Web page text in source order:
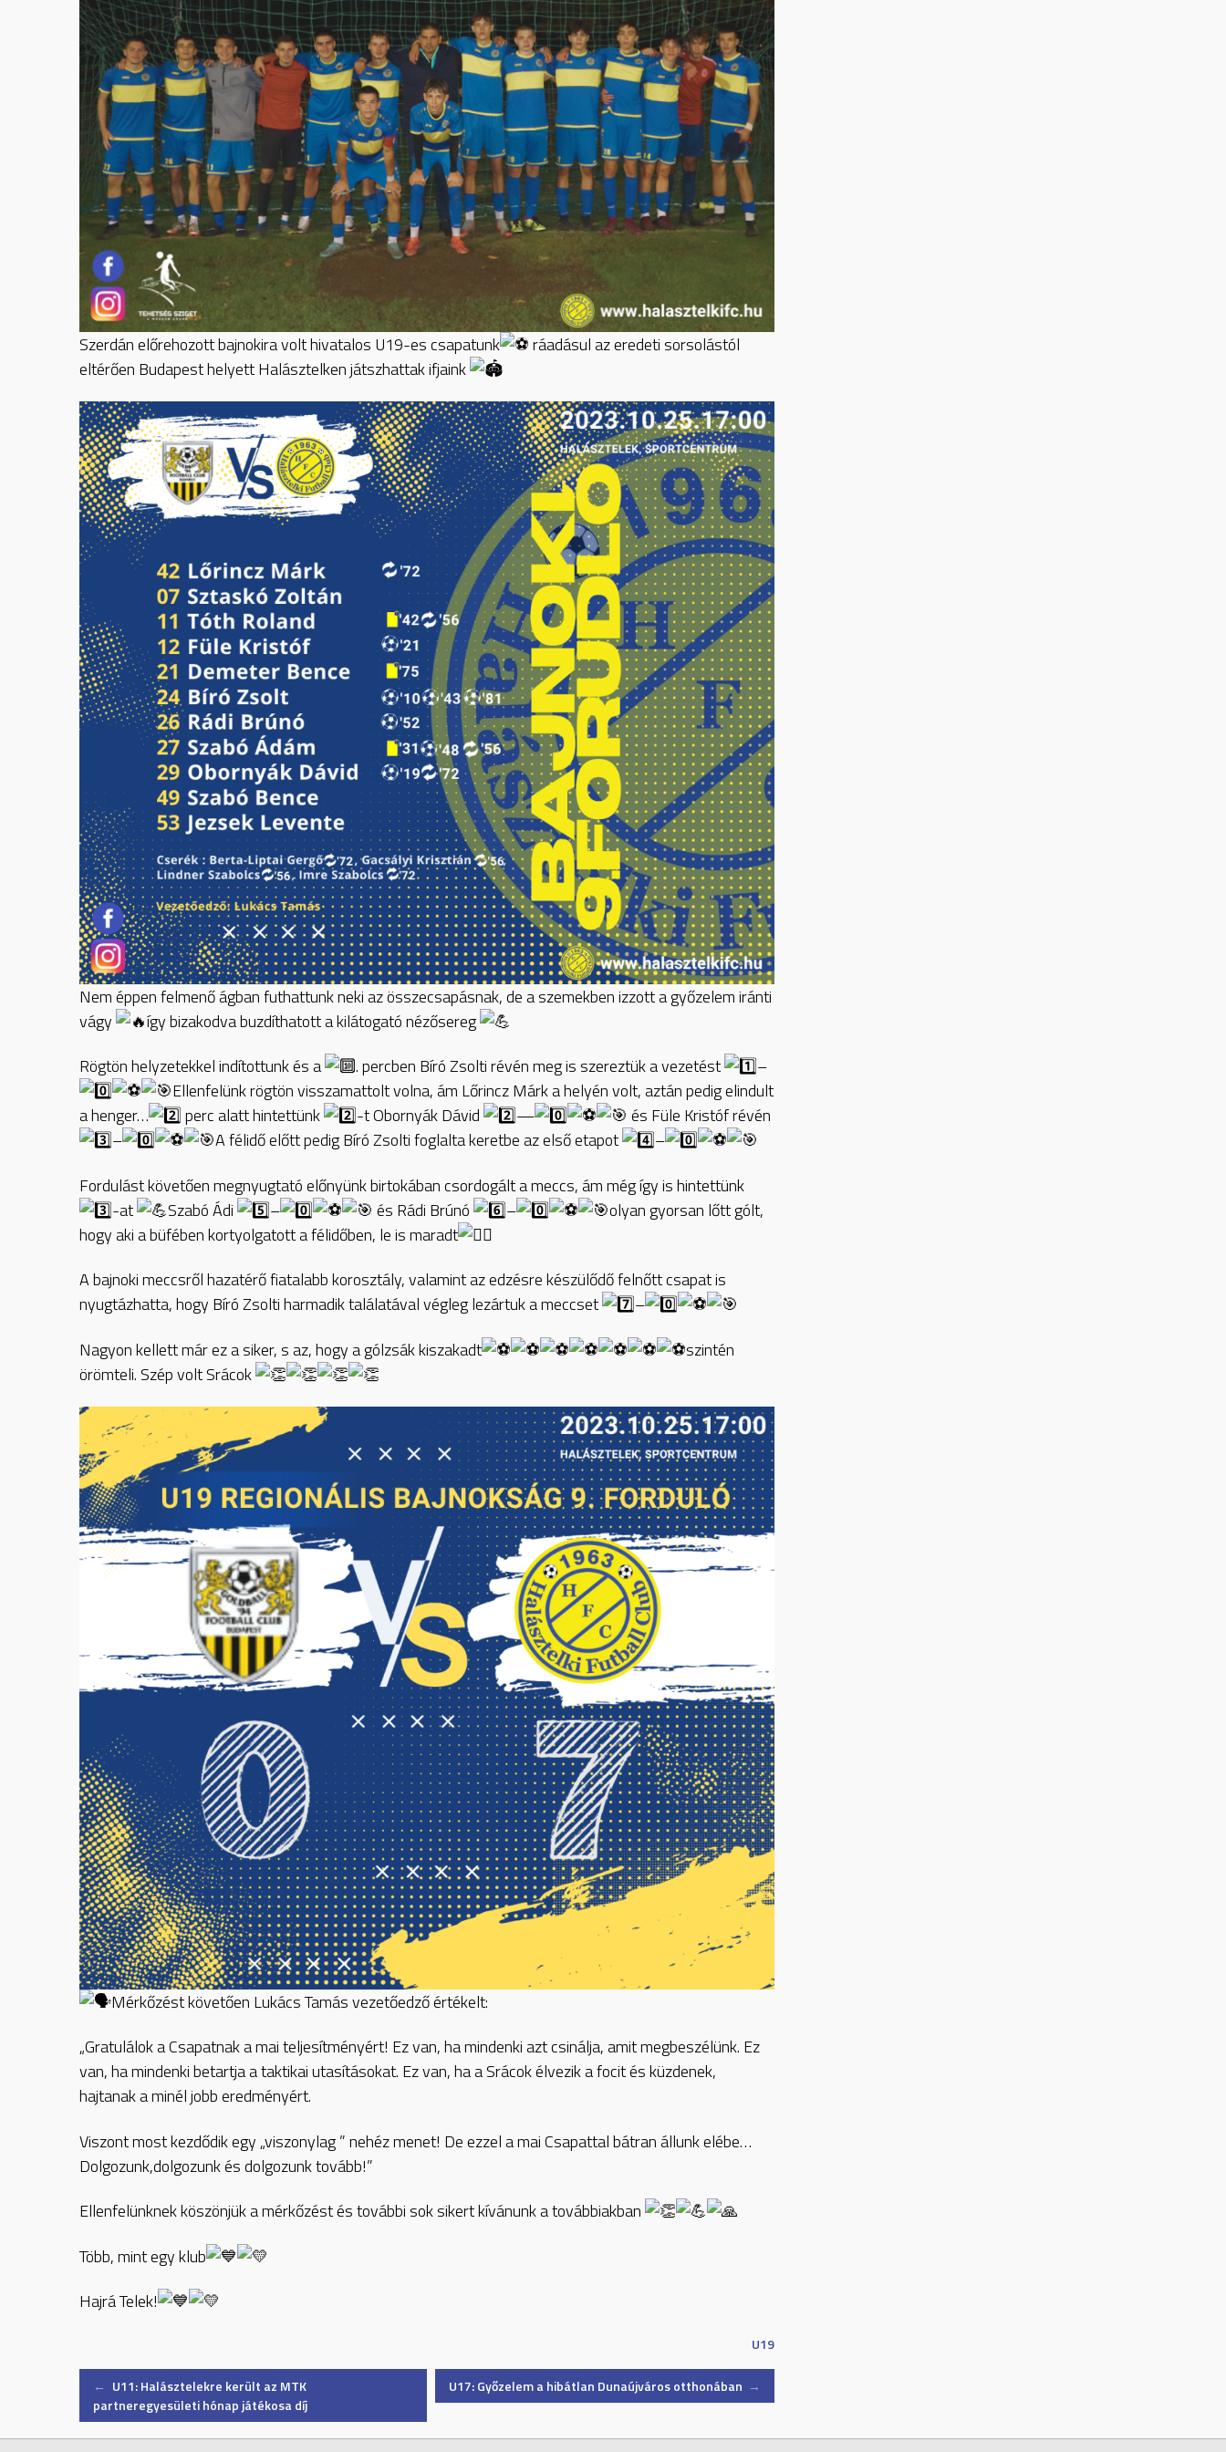
Szerdán előrehozott bajnokira volt hivatalos U19-es csapatunk
ráadásul az eredeti sorsolástól
eltérően Budapest helyett Halásztelken játszhattak ifjaink
Nem éppen felmenő ágban futhattunk neki az összecsapásnak, de a szemekben izzott a győzelem iránti
vágy
így bizakodva buzdíthatott a kilátogató nézősereg
Rögtön helyzetekkel indítottunk és a
. percben Bíró Zsolti révén meg is szereztük a vezetést
–
Ellenfelünk rögtön visszamattolt volna, ám Lőrincz Márk a helyén volt, aztán pedig elindult
a henger…
perc alatt hintettünk -t Obornyák Dávid —
és Füle Kristóf révén
–
A félidő előtt pedig Bíró Zsolti foglalta keretbe az első etapot
–
Fordulást követően megnyugtató előnyünk birtokában csordogált a meccs, ám még így is hintettünk
-at
Szabó Ádi – és Rádi Brúnó –
olyan gyorsan lőtt gólt,
hogy aki a büfében kortyolgatott a félidőben, le is maradt
A bajnoki meccsről hazatérő fiatalabb korosztály, valamint az edzésre készülődő felnőtt csapat is
nyugtázhatta, hogy Bíró Zsolti harmadik találatával végleg lezártuk a meccset
–
Nagyon kellett már ez a siker, s az, hogy a gólzsák kiszakadt
szintén
örömteli. Szép volt Srácok
Mérkőzést követően Lukács Tamás vezetőedző értékelt:
„Gratulálok a Csapatnak a mai teljesítményért! Ez van, ha mindenki azt csinálja, amit megbeszélünk. Ez
van, ha mindenki betartja a taktikai utasításokat. Ez van, ha a Srácok élvezik a focit és küzdenek,
hajtanak a minél jobb eredményért.
Viszont most kezdődik egy „viszonylag ” nehéz menet! De ezzel a mai Csapattal bátran állunk elébe…
Dolgozunk,dolgozunk és dolgozunk tovább!”
Ellenfelünknek köszönjük a mérkőzést és további sok sikert kívánunk a továbbiakban
Több, mint egy klub
Hajrá Telek!
U19
Post
navigation
← U11: Halásztelekre került az MTK
partneregyesületi hónap játékosa díj
U17: Győzelem a hibátlan Dunaújváros otthonában →